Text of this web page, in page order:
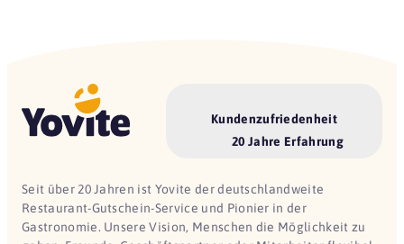
Kundenzufriedenheit
20 Jahre Erfahrung
Seit über 20 Jahren ist Yovite der deutschlandweite
Restaurant-Gutschein-Service und Pionier in der
Gastronomie. Unsere Vision, Menschen die Möglichkeit zu